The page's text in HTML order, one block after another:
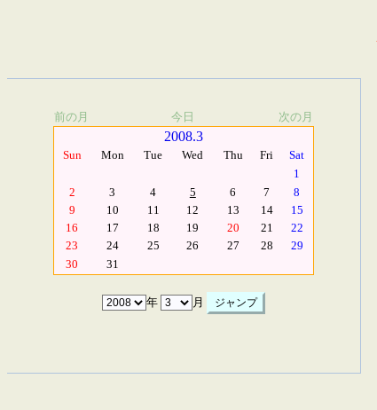
前の月 今日 次の月
2008.3
Sun Mon Tue Wed Thu Fri
Sat
1
2
3 4 5 6 7
8
9
10 11 12 13 14
15
16
17 18 19 20 21
22
23
24 25 26 27 28
29
30
31
年 月